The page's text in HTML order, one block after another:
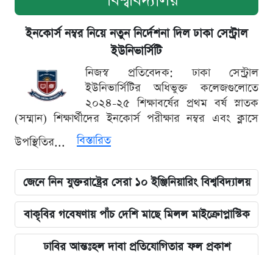
ইনকোর্স নম্বর নিয়ে নতুন নির্দেশনা দিল ঢাকা সেন্ট্রাল
ইউনিভার্সিটি
নিজস্ব প্রতিবেদক: ঢাকা সেন্ট্রাল
ইউনিভার্সিটির অধিভুক্ত কলেজগুলোতে
২০২৪-২৫ শিক্ষাবর্ষের প্রথম বর্ষ স্নাতক
(সম্মান) শিক্ষার্থীদের ইনকোর্স পরীক্ষার নম্বর এবং ক্লাসে
উপস্থিতির...
বিস্তারিত
জেনে নিন যুক্তরাষ্ট্রের সেরা ১০ ইঞ্জিনিয়ারিং বিশ্ববিদ্যালয়
বাকৃবির গবেষণায় পাঁচ দেশি মাছে মিলল মাইক্রোপ্লাস্টিক
ঢাবির আন্তঃহল দাবা প্রতিযোগিতার ফল প্রকাশ